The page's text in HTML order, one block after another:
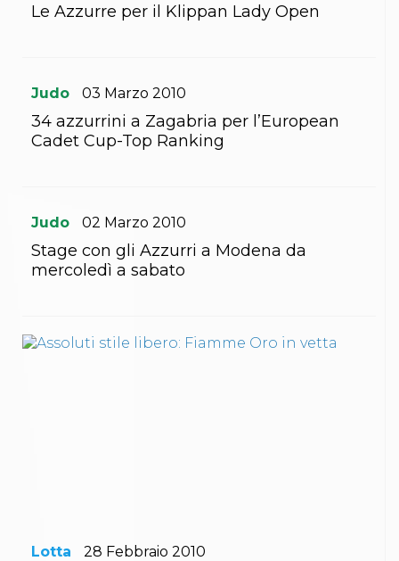
S'istrumpa
La disciplina
News
Merchandising
Mappa del sito
Cerca
Newsletter
Catalogo formativo
Webinar
Corsi Monotematici
Corsi Preparatore Fisico
Edutraining class - Didattica infantile
Le Azzurre per il Klippan Lady Open
Judo 03 Marzo 2010
34 azzurrini a Zagabria per l’European
Cadet Cup-Top Ranking
Judo 02 Marzo 2010
Stage con gli Azzurri a Modena da
mercoledì a sabato
Lotta 28 Febbraio 2010